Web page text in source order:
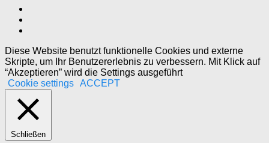
Diese Website benutzt funktionelle Cookies und externe
Skripte, um Ihr Benutzererlebnis zu verbessern. Mit Klick auf
“Akzeptieren” wird die Settings ausgeführt
Cookie settings ACCEPT
Schließen